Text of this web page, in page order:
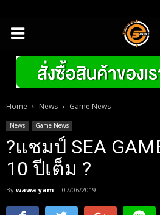
Home News Game News
News Game News
?แชมป์ SEA
10 ปีเต็ม ?
By wawa yam - 07/06/2019